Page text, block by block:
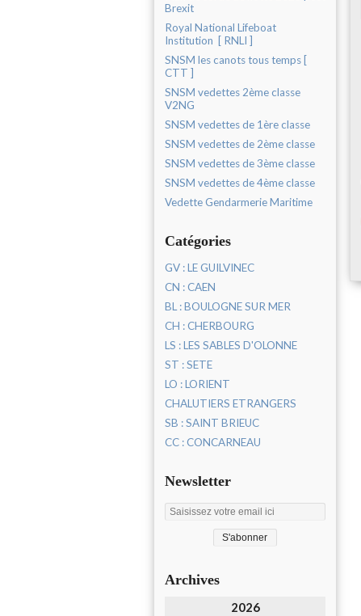
Brexit
Royal National Lifeboat
Institution [ RNLI ]
SNSM les canots tous temps [
CTT ]
SNSM vedettes 2ème classe
V2NG
SNSM vedettes de 1ère classe
SNSM vedettes de 2ème classe
SNSM vedettes de 3ème classe
SNSM vedettes de 4ème classe
Vedette Gendarmerie Maritime
Catégories
GV : LE GUILVINEC
CN : CAEN
BL : BOULOGNE SUR MER
CH : CHERBOURG
LS : LES SABLES D'OLONNE
ST : SETE
LO : LORIENT
CHALUTIERS ETRANGERS
SB : SAINT BRIEUC
CC : CONCARNEAU
Newsletter
Archives
2026